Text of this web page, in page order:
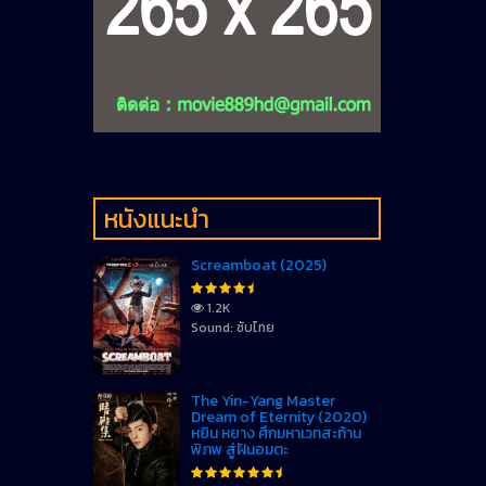
หนังแนะนำ
Screamboat (2025)
1.2K
Sound: ซับไทย
The Yin-Yang Master
Dream of Eternity (2020)
หยิน หยาง ศึกมหาเวทสะท้าน
พิภพ สู่ฝันอมตะ